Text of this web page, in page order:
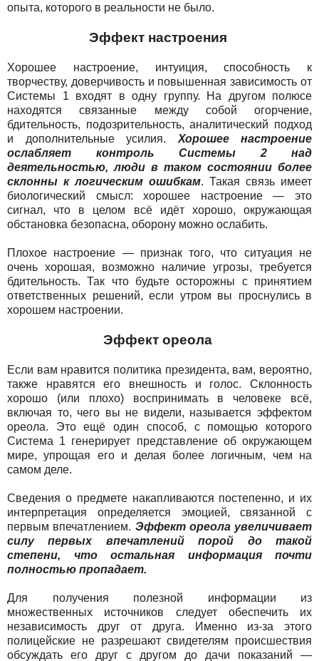
опыта, которого в реальности не было.
Эффект настроения
Хорошее настроение, интуиция, способность к
творчеству, доверчивость и повышенная зависимость от
Системы 1 входят в одну группу. На другом полюсе
находятся связанные между собой огорчение,
бдительность, подозрительность, аналитический подход
и дополнительные усилия. Хорошее настроение
ослабляет контроль Системы 2 над
деятельностью, люди в таком состоянии более
склонны к логическим ошибкам. Такая связь имеет
биологический смысл: хорошее настроение — это
сигнал, что в целом всё идёт хорошо, окружающая
обстановка безопасна, оборону можно ослабить.
Плохое настроение — признак того, что ситуация не
очень хорошая, возможно наличие угрозы, требуется
бдительность. Так что будьте осторожны с принятием
ответственных решений, если утром вы проснулись в
хорошем настроении.
Эффект ореола
Если вам нравится политика президента, вам, вероятно,
также нравятся его внешность и голос. Склонность
хорошо (или плохо) воспринимать в человеке всё,
включая то, чего вы не видели, называется эффектом
ореола. Это ещё один способ, с помощью которого
Система 1 генерирует представление об окружающем
мире, упрощая его и делая более логичным, чем на
самом деле.
Сведения о предмете накапливаются постепенно, и их
интерпретация определяется эмоцией, связанной с
первым впечатлением. Эффект ореола увеличивает
силу первых впечатлений порой до такой
степени, что остальная информация почти
полностью пропадает.
Для получения полезной информации из
множественных источников следует обеспечить их
независимость друг от друга. Именно из-за этого
полицейские не разрешают свидетелям происшествия
обсуждать его друг с другом до дачи показаний —